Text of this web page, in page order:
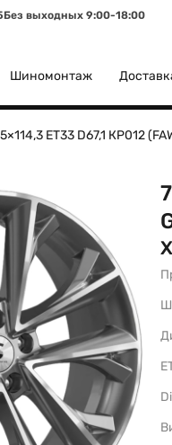
Без выходных 9:00-18:00
Шиномонтаж
ET33 D67,1 КР012